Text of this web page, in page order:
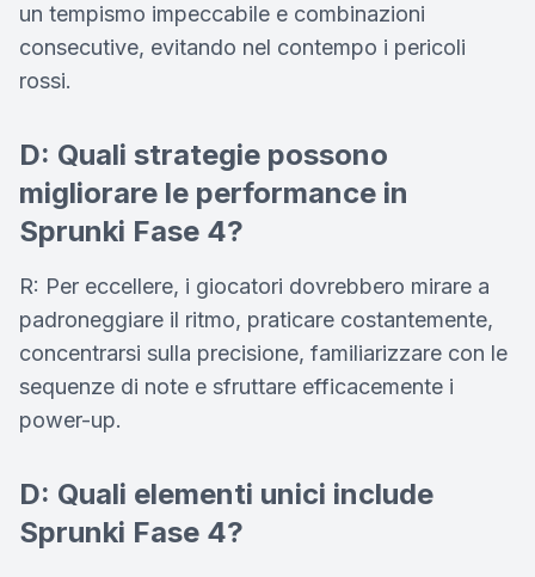
un tempismo impeccabile e combinazioni
consecutive, evitando nel contempo i pericoli
rossi.
D: Quali strategie possono
migliorare le performance in
Sprunki Fase 4?
R: Per eccellere, i giocatori dovrebbero mirare a
padroneggiare il ritmo, praticare costantemente,
concentrarsi sulla precisione, familiarizzare con le
sequenze di note e sfruttare efficacemente i
power-up.
D: Quali elementi unici include
Sprunki Fase 4?